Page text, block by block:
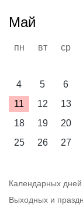
Май
пн вт ср
4
5 6
11
12 13
18
19 20
25
26 27
Календарных дней
Выходных и